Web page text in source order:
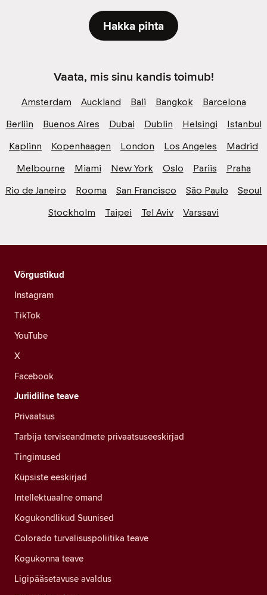
Hakka pihta
Vaata, mis sinu kandis toimub!
Amsterdam Auckland Bali Bangkok
Barcelona
Berliin
Buenos Aires Dubai Dublin Helsingi
Istanbul
Kaplinn
Kopenhaagen London Los Angeles
Madrid
Melbourne
Miami New York Oslo Pariis
Praha
Rio de Janeiro
Rooma San Francisco São Paulo
Seoul
Stockholm
Taipei Tel Aviv Varssavi
Võrgustikud
Instagram
TikTok
YouTube
X
Facebook
Juriidiline teave
Privaatsus
Tarbija terviseandmete privaatsuseeskirjad
Tingimused
Küpsiste eeskirjad
Intellektuaalne omand
Kogukondlikud Suunised
Colorado turvalisuspoliitika teave
Kogukonna teave
Ligipääsetavuse avaldus